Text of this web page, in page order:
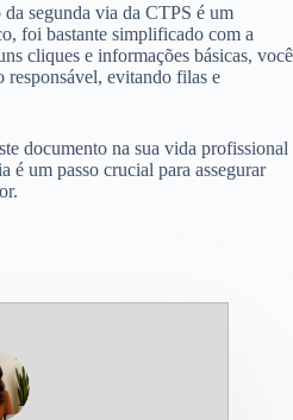
segunda via da CTPS é um
foi bastante simplificado com a
cliques e informações básicas, você
responsável, evitando filas e
documento na sua vida profissional
é um passo crucial para assegurar